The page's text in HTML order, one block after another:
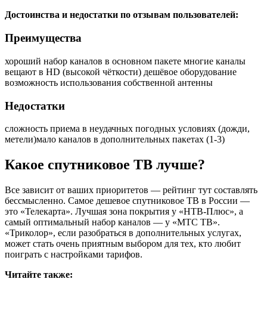
Достоинства и недостатки по отзывам пользователей:
Преимущества
хороший набор каналов в основном пакете многие каналы
вещают в HD (высокой чёткости) дешёвое оборудование
возможность использования собственной антенны
Недостатки
сложность приема в неудачных погодных условиях (дожди,
метели)мало каналов в дополнительных пакетах (1-3)
Какое спутниковое ТВ лучше?
Все зависит от ваших приоритетов — рейтинг тут составлять
бессмысленно. Самое дешевое спутниковое ТВ в России —
это «Телекарта». Лучшая зона покрытия у «НТВ-Плюс», а
самый оптимальный набор каналов — у «МТС ТВ».
«Триколор», если разобраться в дополнительных услугах,
может стать очень приятным выбором для тех, кто любит
поиграть с настройками тарифов.
Читайте также: